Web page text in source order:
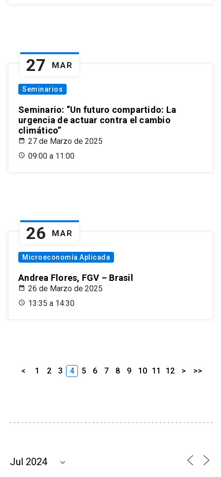
27 MAR
Seminarios
Seminario: “Un futuro compartido: La
urgencia de actuar contra el cambio
climático”
27 de Marzo de 2025
09:00 a 11:00
26 MAR
Microeconomía Aplicada
Andrea Flores, FGV – Brasil
26 de Marzo de 2025
13:35 a 14:30
< 1 2 3 4 5 6 7 8 9 10 11 12 > >>